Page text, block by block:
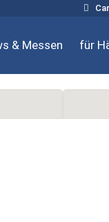
& Messen für